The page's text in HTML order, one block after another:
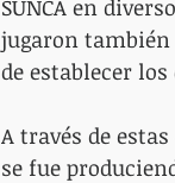
SUNCA en
jugaron también
de establecer
A través de
se fue